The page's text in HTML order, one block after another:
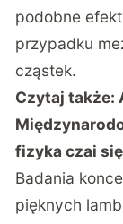
podobne
przypadku
cząstek.
Czytaj także:
fizyka czai
Badania
pięknych